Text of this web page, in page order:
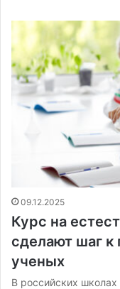
09.12.2025
Курс на
сделают шаг к
ученых
В российских школах